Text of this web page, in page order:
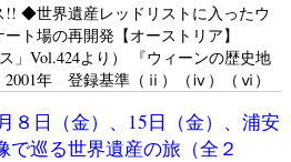
!! ◆世界遺産レッドリストに入ったウ
ト場の再開発【オーストリア】
Vol.424より） 『ウィーンの歴史地
年 登録基準（ⅱ）（ⅳ）（ⅵ）
８日（金）、15日（金）、浦安
巡る世界遺産の旅（全２